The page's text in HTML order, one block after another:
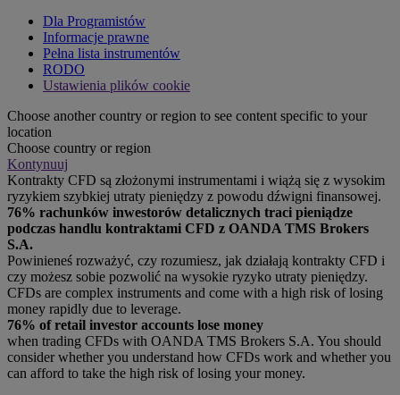
Dla Programistów
Informacje prawne
Pełna lista instrumentów
RODO
Ustawienia plików cookie
Choose another country or region to see content specific to your
location
Choose country or region
Kontynuuj
Kontrakty CFD są złożonymi instrumentami i wiążą się z wysokim
ryzykiem szybkiej utraty pieniędzy z powodu dźwigni finansowej.
76% rachunków inwestorów detalicznych traci pieniądze
podczas handlu kontraktami CFD z OANDA TMS Brokers
S.A.
Powinieneś rozważyć, czy rozumiesz, jak działają kontrakty CFD i
czy możesz sobie pozwolić na wysokie ryzyko utraty pieniędzy.
CFDs are complex instruments and come with a high risk of losing
money rapidly due to leverage.
76% of retail investor accounts lose money
when trading CFDs with OANDA TMS Brokers S.A. You should
consider whether you understand how CFDs work and whether you
can afford to take the high risk of losing your money.